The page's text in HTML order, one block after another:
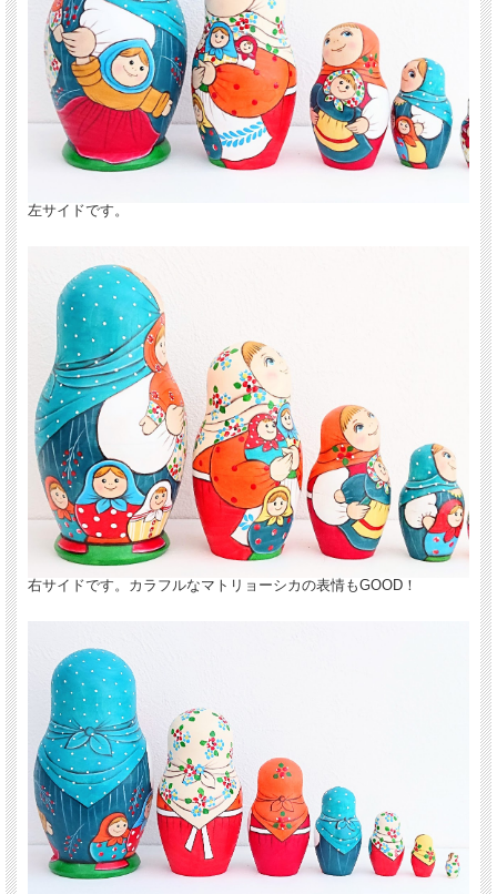
左サイドです。
右サイドです。カラフルなマトリョーシカの表情もGOOD！